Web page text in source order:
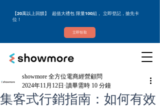
【20萬以上回饋】 超值大禮包 限量100組， 立即登記，搶先卡
位！
立即領取
集客式行銷指南：如何有效
showmore 全方位電商經營顧問
2024年11月12日 讀畢需時 10 分鐘